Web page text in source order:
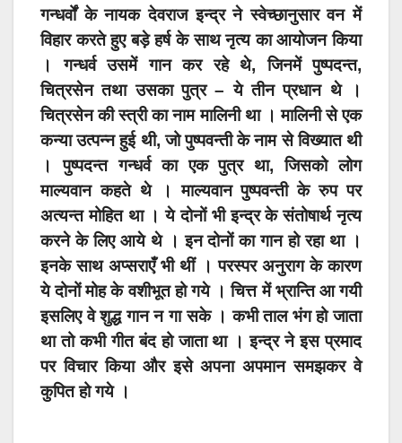
गन्धर्वों के नायक देवराज इन्द्र ने स्वेच्छानुसार वन में
विहार करते हुए बड़े हर्ष के साथ नृत्य का आयोजन किया
। गन्धर्व उसमें गान कर रहे थे, जिनमें पुष्पदन्त,
चित्रसेन तथा उसका पुत्र – ये तीन प्रधान थे ।
चित्रसेन की स्त्री का नाम मालिनी था । मालिनी से एक
कन्या उत्पन्न हुई थी, जो पुष्पवन्ती के नाम से विख्यात थी
। पुष्पदन्त गन्धर्व का एक पुत्र था, जिसको लोग
माल्यवान कहते थे । माल्यवान पुष्पवन्ती के रुप पर
अत्यन्त मोहित था । ये दोनों भी इन्द्र के संतोषार्थ नृत्य
करने के लिए आये थे । इन दोनों का गान हो रहा था ।
इनके साथ अप्सराएँ भी थीं । परस्पर अनुराग के कारण
ये दोनों मोह के वशीभूत हो गये । चित्त में भ्रान्ति आ गयी
इसलिए वे शुद्ध गान न गा सके । कभी ताल भंग हो जाता
था तो कभी गीत बंद हो जाता था । इन्द्र ने इस प्रमाद
पर विचार किया और इसे अपना अपमान समझकर वे
कुपित हो गये ।